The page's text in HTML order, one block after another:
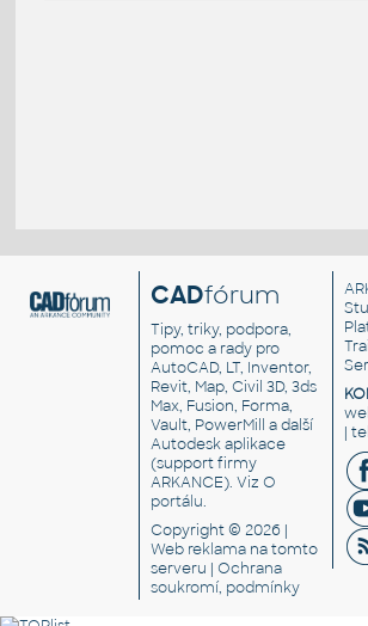
CADfórum
Tipy, triky, podpora,
pomoc a rady pro
AutoCAD, LT, Inventor,
Revit, Map, Civil 3D, 3ds
Max, Fusion, Forma,
Vault, PowerMill a další
Autodesk aplikace
(support firmy
ARKANCE). VizO
portálu.
Copyright © 2026 |
Web reklama na tomto
serveru |Ochrana
soukromí, podmínky
|